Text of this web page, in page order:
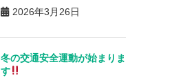
2026年3月26日
冬の交通安全運動が始まりま
す